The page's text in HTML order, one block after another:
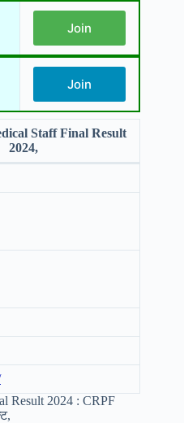
Join
Join
Staff Final Result
2024,
Result 2024 : CRPF